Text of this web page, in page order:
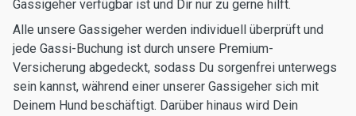
Gassigeher verfügbar ist und Dir nur zu gerne hilft.
Alle unsere Gassigeher werden individuell überprüft und
jede Gassi-Buchung ist durch unsere Premium-
Versicherung abgedeckt, sodass Du sorgenfrei unterwegs
sein kannst, während einer unserer Gassigeher sich mit
Deinem Hund beschäftigt. Darüber hinaus wird Dein